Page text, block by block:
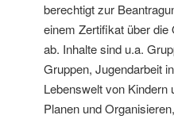
berechtigt zur
einem Zertifikat über
ab. Inhalte sind u.a.
Gruppen, Jugendarbeit
Lebenswelt von Kindern
Planen und